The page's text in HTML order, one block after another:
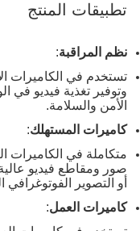
تطبيقات المنتج
نظم المراقبة:
تستخدم في الكاميرات
وتوفير تغذية فيديو في
الأمن والسلامة.
كاميرات المستهلك:
متكاملة في الكاميرات
صور ومقاطع فيديو
أو التصوير الفوتوغرافي
كاميرات العمل :